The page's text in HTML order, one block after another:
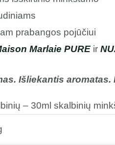
prabangos pojūčiui
Marlaie PUREir
Išliekantis
– 30ml skalbinių